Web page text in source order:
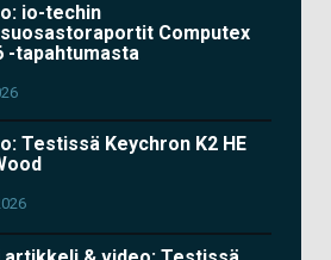
io-techin
Computex
-tapahtumasta
Testissä Keychron K2 HE